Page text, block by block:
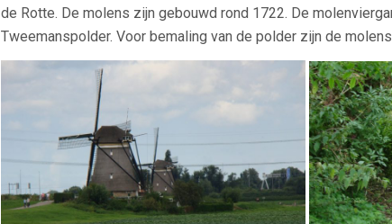
de Rotte. De molens zijn gebouwd rond 1722. De
Tweemanspolder. Voor bemaling van de polder zijn de